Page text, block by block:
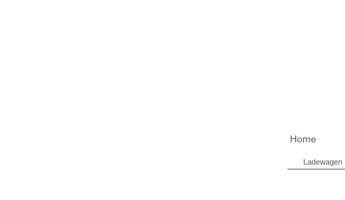
Home
Ladewagen